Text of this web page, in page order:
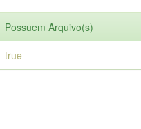
Possuem Arquivo(s)
true